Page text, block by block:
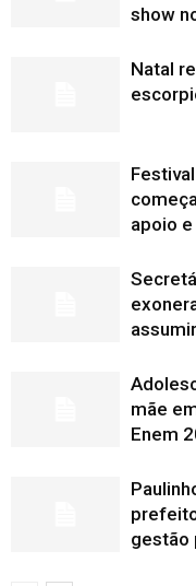
show
Natal
apoio
mãe
Enem
gestão